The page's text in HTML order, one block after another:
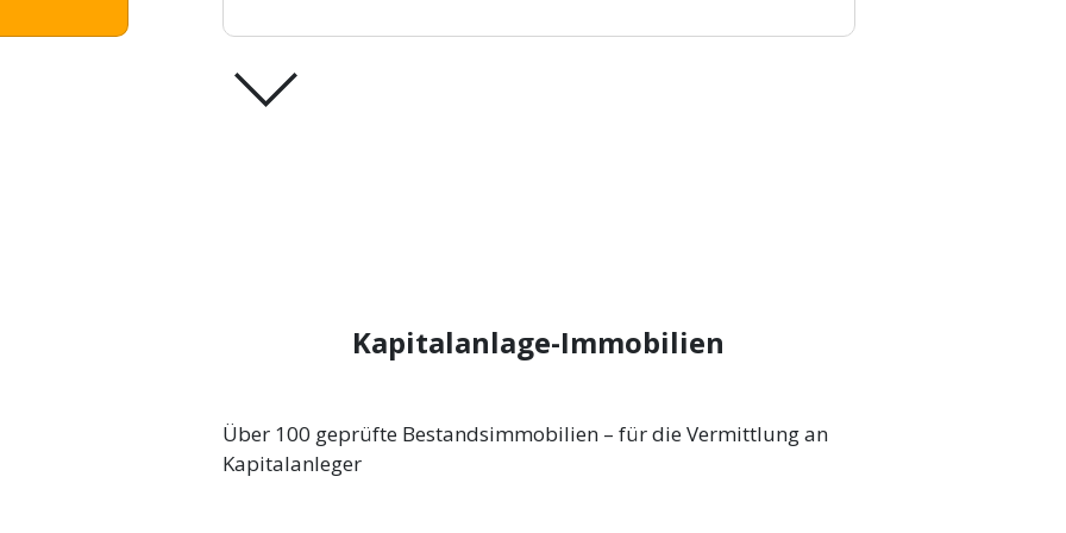
Kapitalanlage-Immobilien
Über 100 geprüfte Bestandsimmobilien – für die Vermittlung an
Kapitalanleger